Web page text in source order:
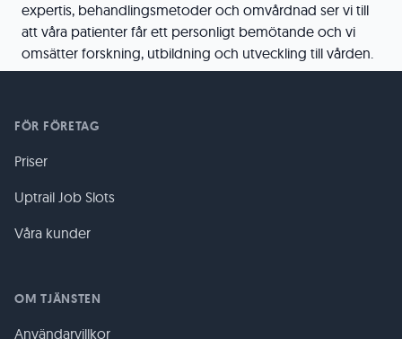
expertis, behandlingsmetoder och omvårdnad ser vi till
att våra patienter får ett personligt bemötande och vi
omsätter forskning, utbildning och utveckling till vården.
FÖR FÖRETAG
Priser
Uptrail Job Slots
Våra kunder
OM TJÄNSTEN
Användarvillkor